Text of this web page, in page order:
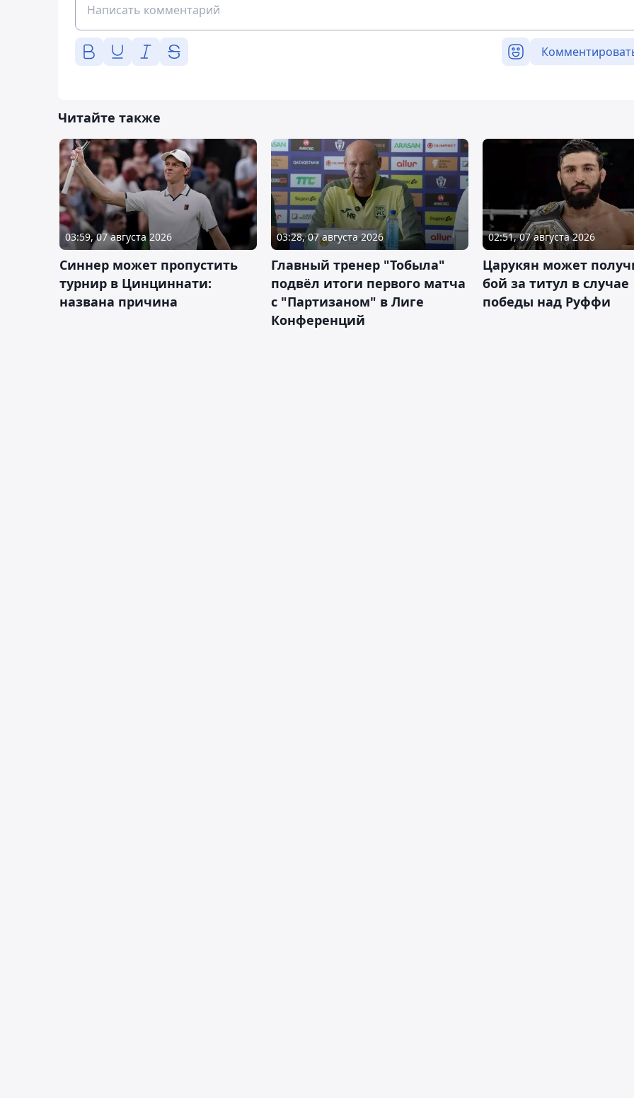
Читайте также
03:59, 07 августа 2026
Синнер может пропустить
турнир в Цинциннати:
названа причина
03:28, 07 августа 2026
Главный тренер "Тобыла"
подвёл итоги первого матча
с "Партизаном" в Лиге
Конференций
02:51, 07 августа 2026
Царукян может
бой за титул в случае
победы над Руффи